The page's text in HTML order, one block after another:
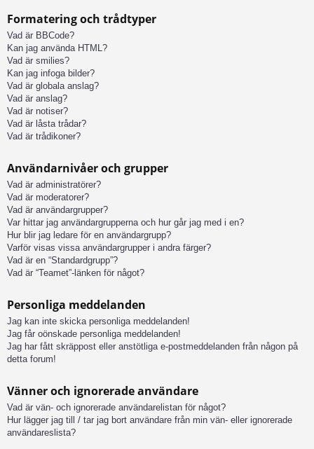
Formatering och trådtyper
Vad är BBCode?
Kan jag använda HTML?
Vad är smilies?
Kan jag infoga bilder?
Vad är globala anslag?
Vad är anslag?
Vad är notiser?
Vad är låsta trådar?
Vad är trådikoner?
Användarnivåer och grupper
Vad är administratörer?
Vad är moderatorer?
Vad är användargrupper?
Var hittar jag användargrupperna och hur går jag med i en?
Hur blir jag ledare för en användargrupp?
Varför visas vissa användargrupper i andra färger?
Vad är en “Standardgrupp”?
Vad är “Teamet”-länken för något?
Personliga meddelanden
Jag kan inte skicka personliga meddelanden!
Jag får oönskade personliga meddelanden!
Jag har fått skräppost eller anstötliga e-postmeddelanden från någon på
detta forum!
Vänner och ignorerade användare
Vad är vän- och ignorerade användarelistan för något?
Hur lägger jag till / tar jag bort användare från min vän- eller ignorerade
användareslista?